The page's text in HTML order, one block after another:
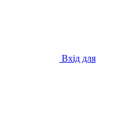
Вхід для